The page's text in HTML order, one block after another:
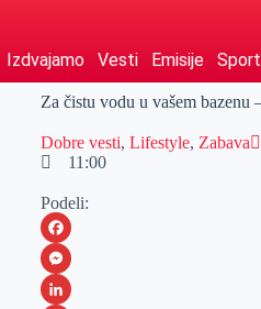
Izdvajamo Vesti Emisije Sport
Za čistu vodu u vašem bazenu
Dobre vesti, Lifestyle, Zabava
11:00
Podeli:
F
aM